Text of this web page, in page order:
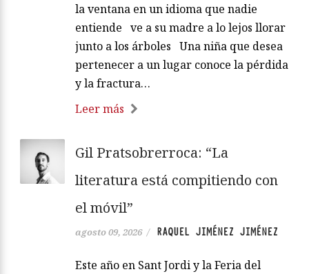
la ventana en un idioma que nadie
entiende ve a su madre a lo lejos llorar
junto a los árboles Una niña que desea
pertenecer a un lugar conoce la pérdida
y la fractura…
Leer más
Gil Pratsobrerroca: “La
literatura está compitiendo con
el móvil”
agosto 09, 2026 / RAQUEL JIMÉNEZ JIMÉNEZ
Este año en Sant Jordi y la Feria del